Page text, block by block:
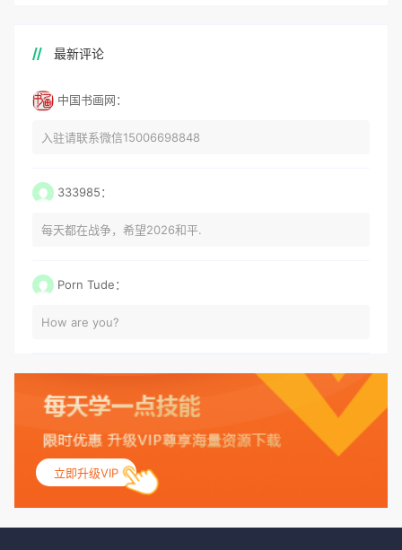
最新评论
中国书画网：
入驻请联系微信15006698848
333985：
每天都在战争，希望2026和平.
Porn Tude：
How are you?
立即升级VIP